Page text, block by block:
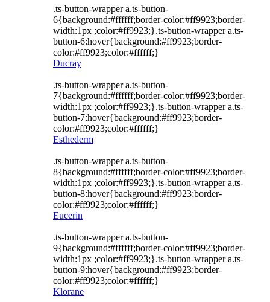
.ts-button-wrapper a.ts-button-
6{background:#ffffff;border-color:#ff9923;border-
width:1px ;color:#ff9923;}.ts-button-wrapper a.ts-
button-6:hover{background:#ff9923;border-
color:#ff9923;color:#ffffff;}
Ducray
.ts-button-wrapper a.ts-button-
7{background:#ffffff;border-color:#ff9923;border-
width:1px ;color:#ff9923;}.ts-button-wrapper a.ts-
button-7:hover{background:#ff9923;border-
color:#ff9923;color:#ffffff;}
Esthederm
.ts-button-wrapper a.ts-button-
8{background:#ffffff;border-color:#ff9923;border-
width:1px ;color:#ff9923;}.ts-button-wrapper a.ts-
button-8:hover{background:#ff9923;border-
color:#ff9923;color:#ffffff;}
Eucerin
.ts-button-wrapper a.ts-button-
9{background:#ffffff;border-color:#ff9923;border-
width:1px ;color:#ff9923;}.ts-button-wrapper a.ts-
button-9:hover{background:#ff9923;border-
color:#ff9923;color:#ffffff;}
Klorane